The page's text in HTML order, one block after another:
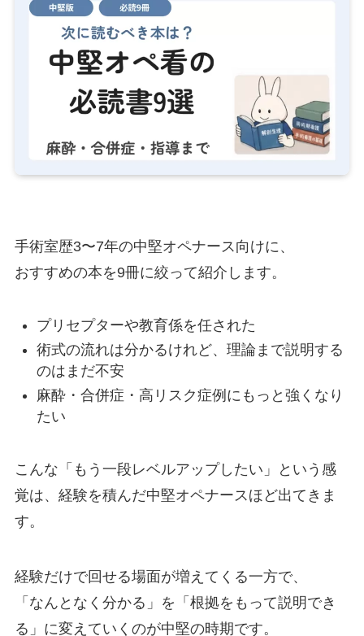
手術室歴3〜7年の中堅オペナース向けに、
おすすめの本を9冊に絞って紹介します。
プリセプターや教育係を任された
術式の流れは分かるけれど、理論まで説明する
のはまだ不安
麻酔・合併症・高リスク症例にもっと強くなり
たい
こんな「もう一段レベルアップしたい」という感
覚は、経験を積んだ中堅オペナースほど出てきま
す。
経験だけで回せる場面が増えてくる一方で、
「なんとなく分かる」を「根拠をもって説明でき
る」に変えていくのが中堅の時期です。